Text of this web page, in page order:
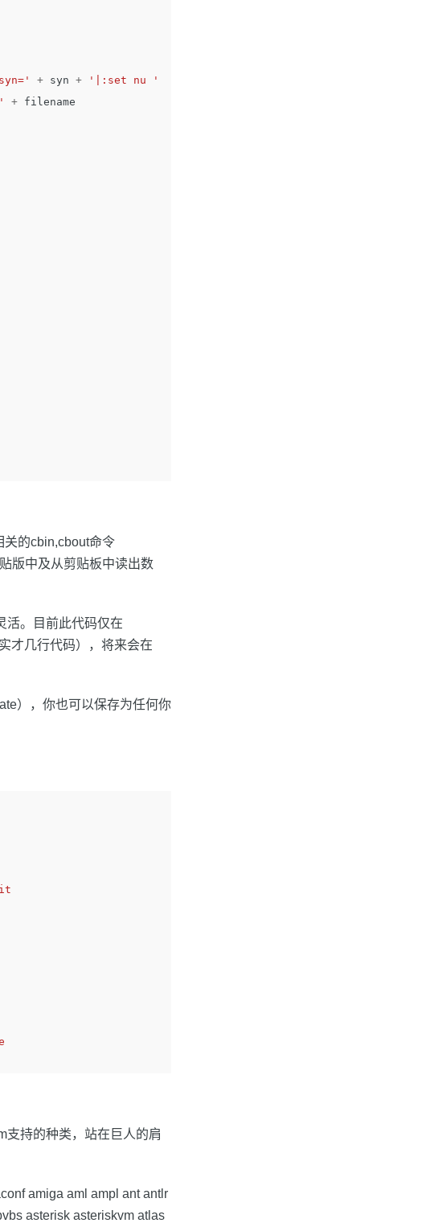
+ syn +
'|:set nu '
+ filename
关的cbin,cbout命令
版中及从剪贴板中读出数
活。目前此代码仅在
才几行代码），将来会在
），你也可以保存为任何你
支持的种类，站在巨人的肩
amiga aml ampl ant antlr
asterisk asteriskvm atlas